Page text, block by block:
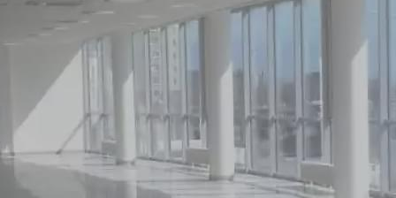
32 - Г. МОСКВА,
НОВОТУШИНСКИЙ
ПРОЕЗД , 1/17
Москва / Московская обл
Получить контакты
Посмотреть на карте
Продается ПСН. ст. м. «Тушино» Новотушинский проезд ,
1/17, общая площадь 220 м2. Цена 150000 рублей( 6000$) за м2
691 (+2)